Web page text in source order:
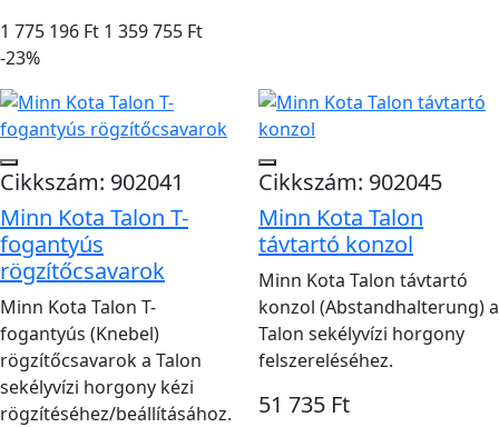
1 775 196 Ft 1 359 755 Ft
-23%
Cikkszám: 902041
Minn Kota Talon T-
fogantyús
rögzítőcsavarok
Minn Kota Talon T-
fogantyús (Knebel)
rögzítőcsavarok a Talon
sekélyvízi horgony kézi
rögzítéséhez/beállításához.
Cikkszám: 902045
Minn Kota Talon
távtartó konzol
Minn Kota Talon távtartó
konzol (Abstandhalterung) a
Talon sekélyvízi horgony
felszereléséhez.
51 735 Ft